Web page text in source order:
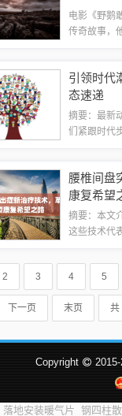
电影《野鹅
传奇故事，
和忠诚。这
引领时代
态速递
摘要：最新
们紧跟时代
变革。无论
腰椎间盘
康复希望
摘要：本文
这些技术代
方案，帮助
可能包括先
2 3 4 5
下一页 末页 共
Copyright
落地安装暖气片 钢四柱